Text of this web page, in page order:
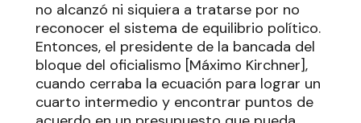
no alcanzó ni siquiera a tratarse por no
reconocer el sistema de equilibrio político.
Entonces, el presidente de la bancada del
bloque del oficialismo [Máximo Kirchner],
cuando cerraba la ecuación para lograr un
cuarto intermedio y encontrar puntos de